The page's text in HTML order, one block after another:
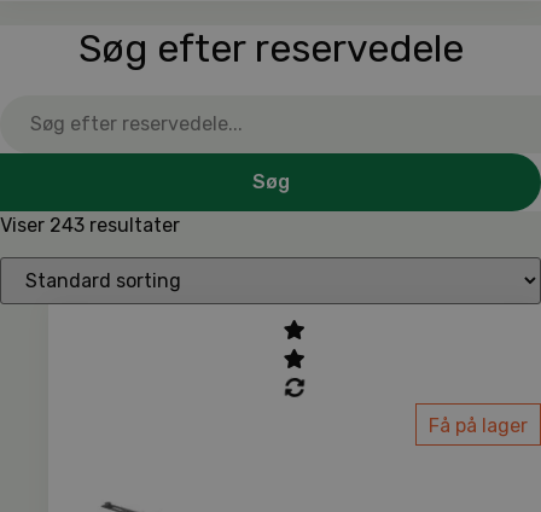
Søg efter reservedele
Søg
Viser 243 resultater
Få på lager